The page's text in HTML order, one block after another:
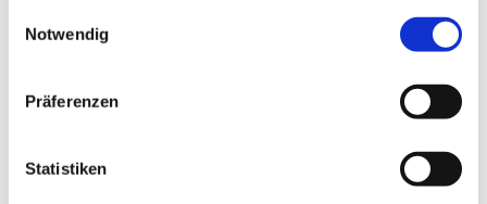
Notwendig
Präferenzen
Statistiken